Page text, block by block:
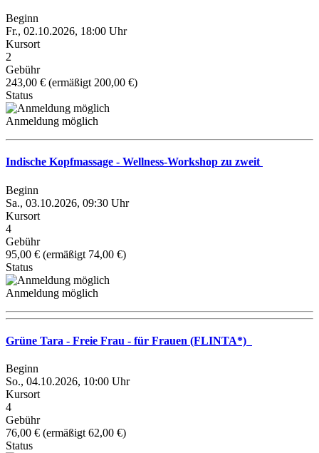
Beginn
Fr., 02.10.2026, 18:00 Uhr
Kursort
2
Gebühr
243,00 € (ermäßigt 200,00 €)
Status
Anmeldung möglich
Indische Kopfmassage - Wellness-Workshop zu zweit
Beginn
Sa., 03.10.2026, 09:30 Uhr
Kursort
4
Gebühr
95,00 € (ermäßigt 74,00 €)
Status
Anmeldung möglich
Grüne Tara - Freie Frau - für Frauen (FLINTA*)
Beginn
So., 04.10.2026, 10:00 Uhr
Kursort
4
Gebühr
76,00 € (ermäßigt 62,00 €)
Status